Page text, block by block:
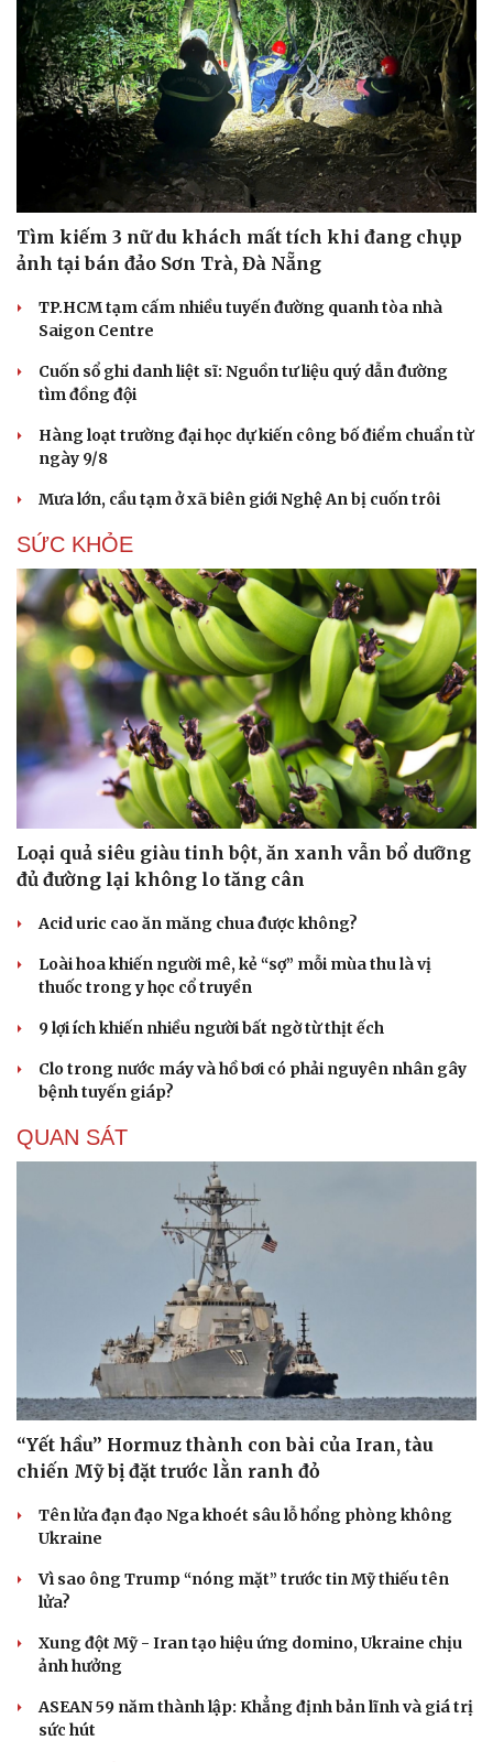
Du lịch
Tư vấn
check-in
Podcast
Câu chuyện thời sự
Cửa sổ tình yêu
Kể chuyện cho bé
Hạt giống tâm hồn
Tìm kiếm 3 nữ du khách mất tích khi đang chụp
ảnh tại bán đảo Sơn Trà, Đà Nẵng
TP.HCM tạm cấm nhiều tuyến đường quanh tòa nhà
Saigon Centre
Cuốn sổ ghi danh liệt sĩ: Nguồn tư liệu quý dẫn đường
tìm đồng đội
Hàng loạt trường đại học dự kiến công bố điểm chuẩn từ
ngày 9/8
Mưa lớn, cầu tạm ở xã biên giới Nghệ An bị cuốn trôi
SỨC KHỎE
Loại quả siêu giàu tinh bột, ăn xanh vẫn bổ dưỡng
đủ đường lại không lo tăng cân
Acid uric cao ăn măng chua được không?
Loài hoa khiến người mê, kẻ “sợ” mỗi mùa thu là vị
thuốc trong y học cổ truyền
9 lợi ích khiến nhiều người bất ngờ từ thịt ếch
Clo trong nước máy và hồ bơi có phải nguyên nhân gây
bệnh tuyến giáp?
QUAN SÁT
“Yết hầu” Hormuz thành con bài của Iran, tàu
chiến Mỹ bị đặt trước lằn ranh đỏ
Tên lửa đạn đạo Nga khoét sâu lỗ hổng phòng không
Ukraine
Vì sao ông Trump “nóng mặt” trước tin Mỹ thiếu tên
lửa?
Xung đột Mỹ - Iran tạo hiệu ứng domino, Ukraine chịu
ảnh hưởng
ASEAN 59 năm thành lập: Khẳng định bản lĩnh và giá trị
sức hút